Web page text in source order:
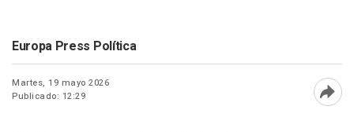
Europa Press Política
Martes, 19 mayo 2026
Publicado: 12:29